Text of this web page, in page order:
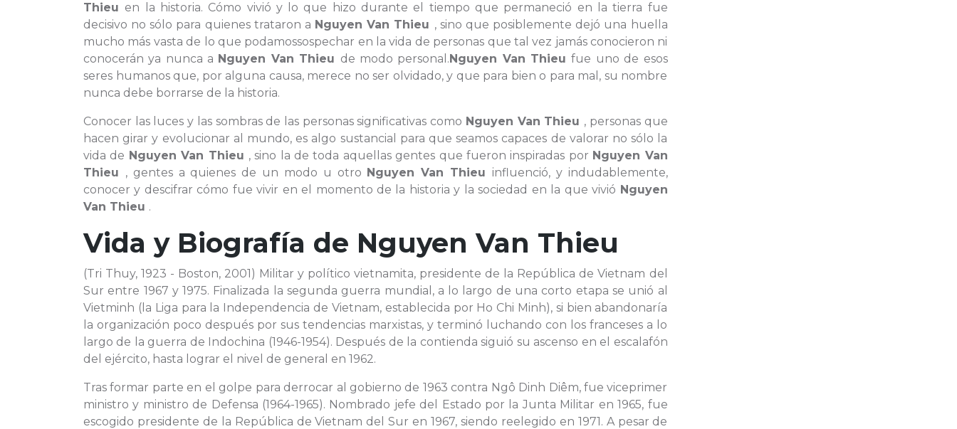
Thieu en la historia. Cómo vivió y lo que hizo durante el tiempo que permaneció en la tierra fue
decisivo no sólo para quienes trataron a Nguyen Van Thieu , sino que posiblemente dejó una huella
mucho más vasta de lo que podamossospechar en la vida de personas que tal vez jamás conocieron ni
conocerán ya nunca a Nguyen Van Thieu de modo personal.Nguyen Van Thieufue uno de esos
seres humanos que, por alguna causa, merece no ser olvidado, y que para bien o para mal, su nombre
nunca debe borrarse de la historia.
Conocer las luces y las sombras de las personas significativas como Nguyen Van Thieu , personas que
hacen girar y evolucionar al mundo, es algo sustancial para que seamos capaces de valorar no sólo la
vida de Nguyen Van Thieu , sino la de toda aquellas gentes que fueron inspiradas por Nguyen Van
Thieu , gentes a quienes de un modo u otro Nguyen Van Thieu influenció, y indudablemente,
conocer y descifrar cómo fue vivir en el momento de la historia y la sociedad en la que vivió Nguyen
Van Thieu .
Vida y Biografía de Nguyen Van Thieu
(Tri Thuy, 1923 - Boston, 2001) Militar y político vietnamita, presidente de la República de Vietnam del
Sur entre 1967 y 1975. Finalizada la segunda guerra mundial, a lo largo de una corto etapa se unió al
Vietminh (la Liga para la Independencia de Vietnam, establecida por Ho Chi Minh), si bien abandonaría
la organización poco después por sus tendencias marxistas, y terminó luchando con los franceses a lo
largo de la guerra de Indochina (1946-1954). Después de la contienda siguió su ascenso en el escalafón
del ejército, hasta lograr el nivel de general en 1962.
Tras formar parte en el golpe para derrocar al gobierno de 1963 contra Ngô Dinh Diêm, fue viceprimer
ministro y ministro de Defensa (1964-1965). Nombrado jefe del Estado por la Junta Militar en 1965, fue
escogido presidente de la República de Vietnam del Sur en 1967, siendo reelegido en 1971. A pesar de